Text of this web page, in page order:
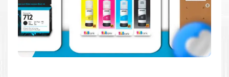
Hecho para ser fácil de usar
Simple y fácil de usar. Nuestros cartuchos e impresoras
están hechos para facilitar la carga, la impresión y los
resultados.